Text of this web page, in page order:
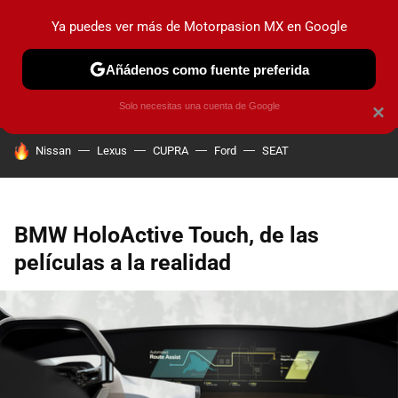
PRUEBAS INDUSTRIA HOY NO CIRCULA
HOY SE HABLA DE
Nissan Lexus CUPRA Ford SEAT
BMW HoloActive Touch, de las
películas a la realidad
×
Ya puedes ver más de Motorpasion MX en Google
Añádenos como fuente preferida
Solo necesitas una cuenta de Google